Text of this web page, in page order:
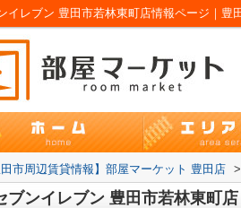
田市周辺賃貸情報】部屋マーケット 豊田店 >
ブンイレブン 豊田市若林東町店